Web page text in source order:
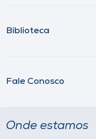
Biblioteca
Fale Conosco
Onde estamos